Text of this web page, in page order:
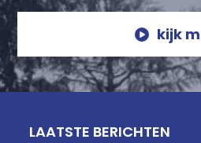
kijk
LAATSTE BERICHTEN